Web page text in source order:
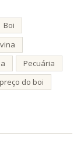
Boi
Pecuária
preço do boi